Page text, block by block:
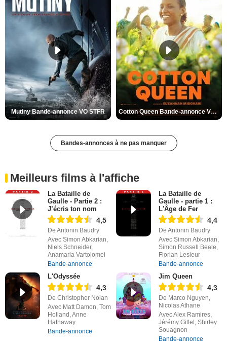
Mutiny Bande-annonce VO STFR Cotton Queen Bande-annonce VO STFR
Bandes-annonces à ne pas manquer
Meilleurs films à l'affiche
La Bataille de
Gaulle - Partie 2 :
J’écris ton nom
4,5
De Antonin Baudry
Avec Simon Abkarian,
Niels Schneider,
Anamaria Vartolomei
Bande-annonce
La Bataille de
Gaulle - partie 1 :
L'Âge de Fer
4,4
De Antonin Baudry
Avec Simon Abkarian,
Simon Russell Beale,
Florian Lesieur
Bande-annonce
L'Odyssée
4,3
De Christopher Nolan
Avec Matt Damon, Tom
Holland, Anne
Hathaway
Bande-annonce
Jim Queen
4,3
De Marco Nguyen,
Nicolas Athane
Avec Alex Ramires,
Jérémy Gillet, Shirley
Souagnon
Bande-annonce